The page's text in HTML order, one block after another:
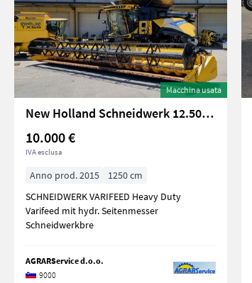
Macchina usata
New Holland Schneidwerk 12.50 VariFeed
10.000 €
IVA esclusa
Anno prod. 2015
1250 cm
SCHNEIDWERK VARIFEED Heavy Duty
Varifeed mit hydr. Seitenmesser
Schneidwerkbre
AGRARService d.o.o.
9000